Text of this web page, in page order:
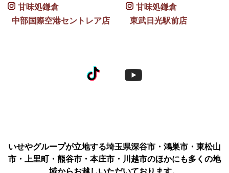
甘味処鎌倉
中部国際空港セントレア店
甘味処鎌倉
東武日光駅前店
いせやグループが立地する埼玉県深谷市・鴻巣市・東松山
市・上里町・熊谷市・本庄市・川越市のほかにも多くの地